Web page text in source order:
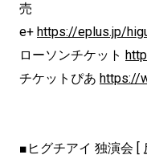
売
e+ https://eplus.jp/
ローソンチケット
チケットぴあ https://
■ヒグチアイ 独演会 [